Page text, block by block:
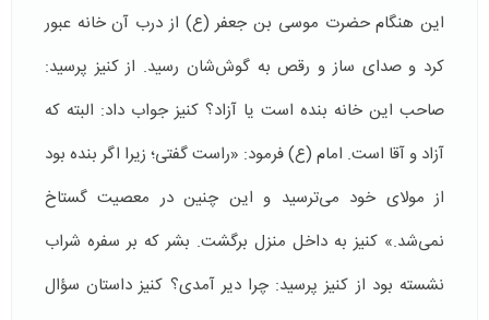
این هنگام حضرت موسى بن جعفر (ع) از درب آن خانه عبور
کرد و صداى ساز و رقص به گوش‌شان رسید. از کنیز پرسید:
صاحب این خانه بنده است یا آزاد؟ کنیز جواب داد: البته که
آزاد و آقا است. امام (ع) فرمود: «راست گفتى؛ زیرا اگر بنده بود
از مولاى خود مى‌ترسید و این چنین در معصیت گستاخ
نمی‌شد.» کنیز به داخل منزل برگشت. بشر که بر سفره شراب
نشسته بود از کنیز پرسید: چرا دیر آمدى؟ کنیز داستان سؤال